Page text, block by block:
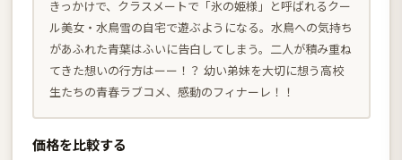
きっかけで、クラスメートで「氷の姫様」と呼ばれるクー
ル美女・水鳥雪の自宅で遊ぶようになる。水鳥への気持ち
があふれた青葉はふいに告白してしまう。二人が積み重ね
てきた想いの行方はーー！？ 幼い弟妹を大切に想う高校
生たちの青春ラブコメ、感動のフィナーレ！！
価格を比較する